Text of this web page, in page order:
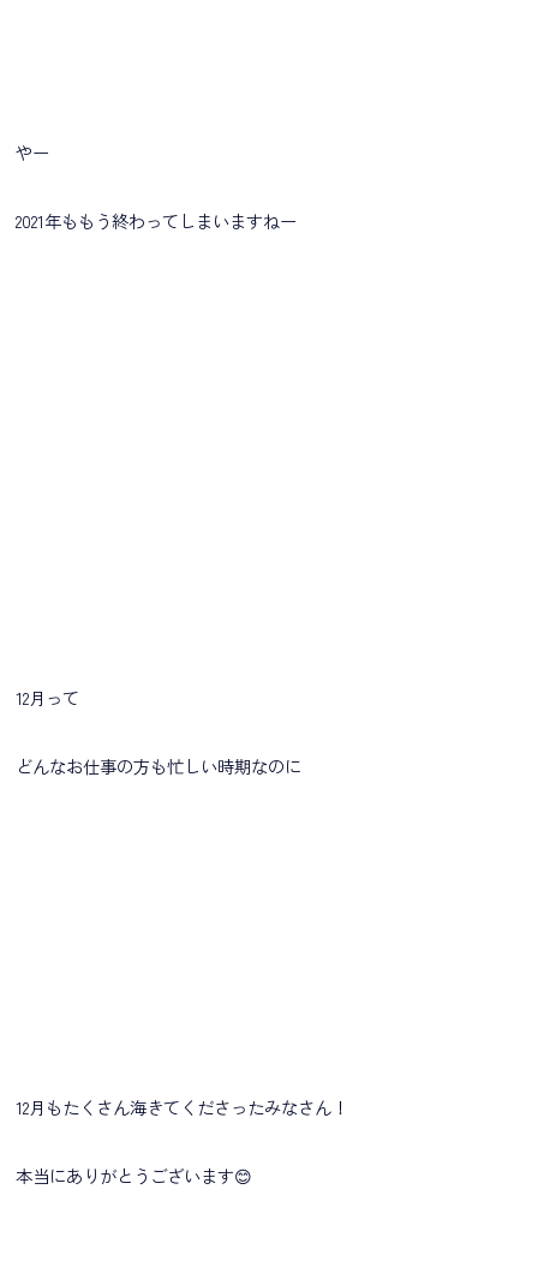
やー
2021年ももう終わってしまいますねー
12月って
どんなお仕事の方も忙しい時期なのに
12月もたくさん海きてくださったみなさん！
本当にありがとうございます😊